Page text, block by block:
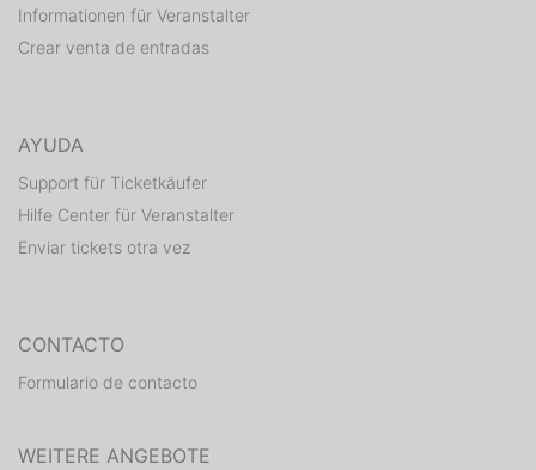
Informationen für Veranstalter
Crear venta de entradas
AYUDA
Support für Ticketkäufer
Hilfe Center für Veranstalter
Enviar tickets otra vez
CONTACTO
Formulario de contacto
WEITERE ANGEBOTE